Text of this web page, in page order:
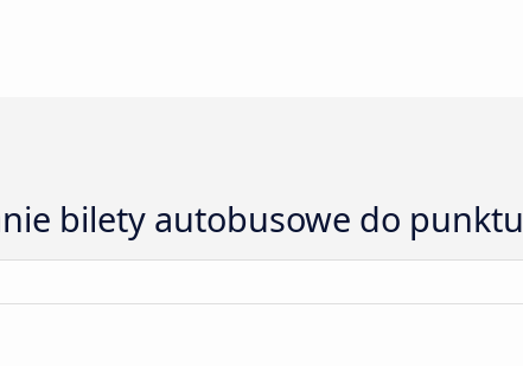
bilety autobusowe do punktu